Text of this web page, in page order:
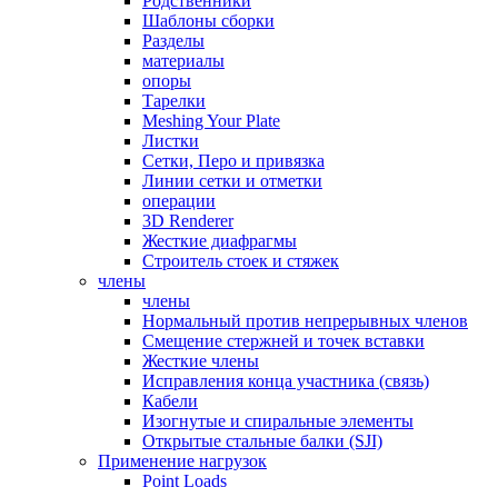
Шаблоны сборки
Разделы
материалы
опоры
Тарелки
Meshing Your Plate
Листки
Сетки, Перо и привязка
Линии сетки и отметки
операции
3D Renderer
Жесткие диафрагмы
Строитель стоек и стяжек
члены
члены
Нормальный против непрерывных членов
Смещение стержней и точек вставки
Жесткие члены
Исправления конца участника (связь)
Кабели
Изогнутые и спиральные элементы
Открытые стальные балки (SJI)
Применение нагрузок
Point Loads